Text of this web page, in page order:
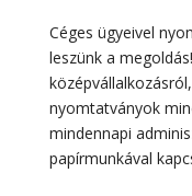
Céges ügyeivel
leszünk a
nyomtatványok
mindennapi
papírmunkával